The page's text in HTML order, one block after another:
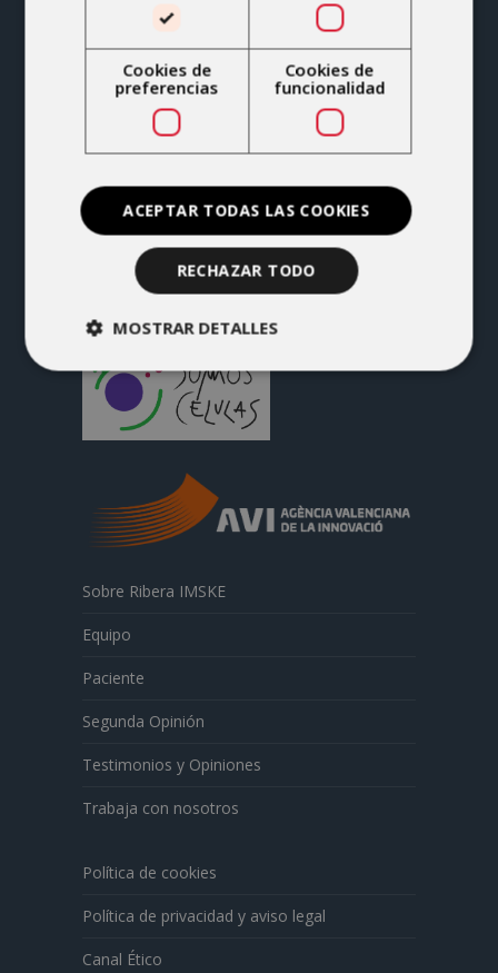
963 69 00 00
C/ Suiza, 11
Valencia, 46024
Sobre Ribera IMSKE
Equipo
Paciente
Segunda Opinión
Testimonios y Opiniones
Trabaja con nosotros
Política de cookies
Política de privacidad y aviso legal
Canal Ético
Cookies de
preferencias
Cookies de
funcionalidad
ACEPTAR TODAS LAS COOKIES
RECHAZAR TODO
MOSTRAR DETALLES